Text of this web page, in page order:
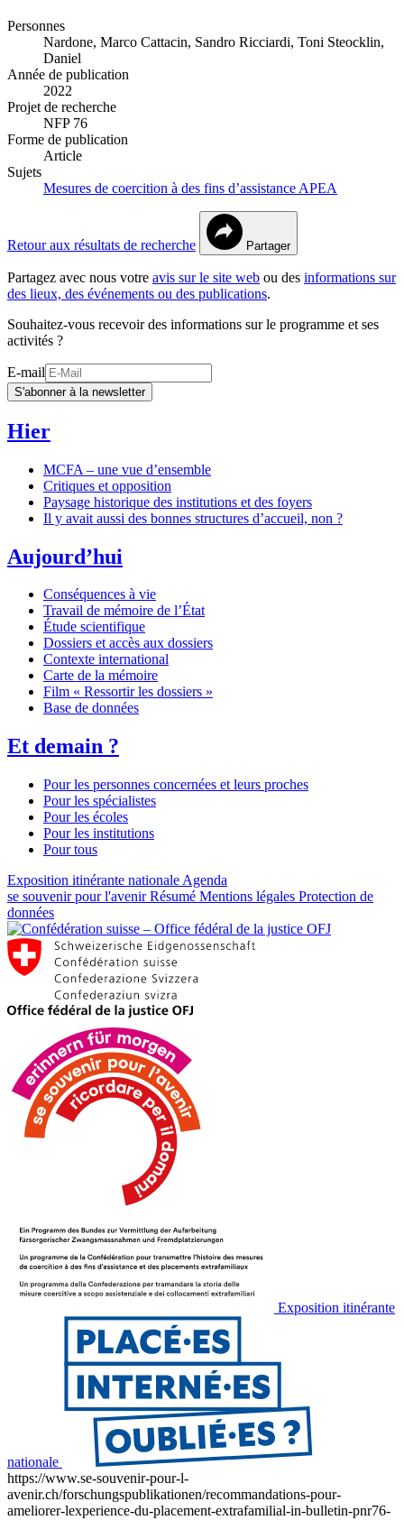
Personnes
Nardone, Marco Cattacin, Sandro Ricciardi, Toni Steocklin,
Daniel
Année de publication
2022
Projet de recherche
NFP 76
Forme de publication
Article
Sujets
Mesures de coercition à des fins d’assistance APEA
Retour aux résultats de recherche Partager
Partagez avec nous votre avis sur le site web ou des informations sur
des lieux, des événements ou des publications.
Souhaitez-vous recevoir des informations sur le programme et ses
activités ?
E-mail
S'abonner à la newsletter
Hier
MCFA – une vue d’ensemble
Critiques et opposition
Paysage historique des institutions et des foyers
Il y avait aussi des bonnes structures d’accueil, non ?
Aujourd’hui
Conséquences à vie
Travail de mémoire de l’État
Étude scientifique
Dossiers et accès aux dossiers
Contexte international
Carte de la mémoire
Film « Ressortir les dossiers »
Base de données
Et demain ?
Pour les personnes concernées et leurs proches
Pour les spécialistes
Pour les écoles
Pour les institutions
Pour tous
Exposition itinérante nationale Agenda
se souvenir pour l'avenirRésumé Mentions légales Protection de
données
Exposition itinérante
nationale
https://www.se-souvenir-pour-l-
avenir.ch/forschungspublikationen/recommandations-pour-
ameliorer-lexperience-du-placement-extrafamilial-in-bulletin-pnr76-